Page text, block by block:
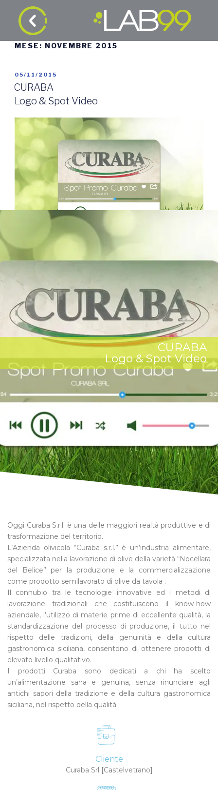
MESE: NOVEMBRE 2015
05/11/2015
CURABA
Logo & Spot Video
CURABA
Logo & Spot Video
Oggi Curaba S.r.l. è una delle maggiori realtà produttive e di
trasformazione del territorio.
L’Azienda olivicola “Curaba s.r.l.” è un’industria alimentare,
specializzata nella lavorazione di olive della varietà “Nocellara
del Belice” per la produzione e la commercializzazione
come prodotto semilavorato di olive da tavola .
Il connubio tra le tecnologie innovative ed i metodi di
lavorazione tradizionali che costituiscono il know-how
aziendale, l’utilizzo di materie prime di eccellente qualità, la
standardizzazione del processo di produzione, il tutto nel
rispetto delle tradizioni, della genuinità e della cultura
gastronomica siciliana, consentono di ottenere prodotti di
elevato livello qualitativo.
I prodotti Curaba sono dedicati a chi ha scelto
un’alimentazione sana e genuina, senza rinunciare agli
antichi sapori della tradizione e della cultura gastronomica
siciliana, nel rispetto della qualità.
Cliente
Curaba Srl [Castelvetrano]